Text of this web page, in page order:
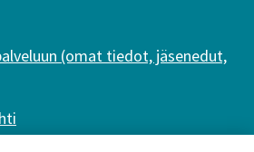
(omat tiedot, jäsenedut,